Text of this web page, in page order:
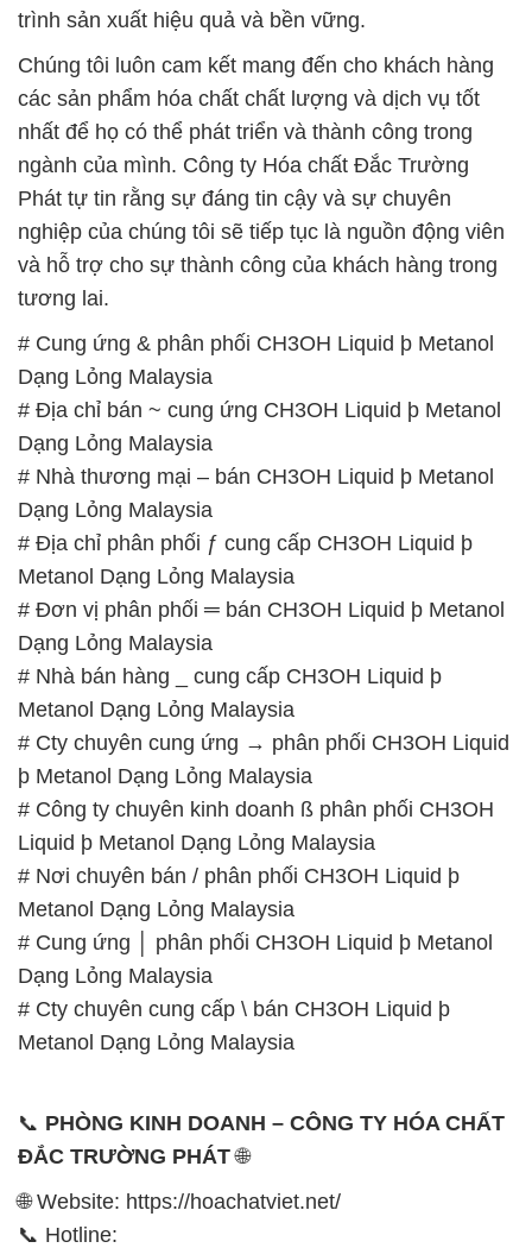
trình sản xuất hiệu quả và bền vững.
Chúng tôi luôn cam kết mang đến cho khách hàng
các sản phẩm hóa chất chất lượng và dịch vụ tốt
nhất để họ có thể phát triển và thành công trong
ngành của mình. Công ty Hóa chất Đắc Trường
Phát tự tin rằng sự đáng tin cậy và sự chuyên
nghiệp của chúng tôi sẽ tiếp tục là nguồn động viên
và hỗ trợ cho sự thành công của khách hàng trong
tương lai.
# Cung ứng & phân phối CH3OH Liquid þ Metanol
Dạng Lỏng Malaysia
# Địa chỉ bán ~ cung ứng CH3OH Liquid þ Metanol
Dạng Lỏng Malaysia
# Nhà thương mại – bán CH3OH Liquid þ Metanol
Dạng Lỏng Malaysia
# Địa chỉ phân phối ƒ cung cấp CH3OH Liquid þ
Metanol Dạng Lỏng Malaysia
# Đơn vị phân phối ═ bán CH3OH Liquid þ Metanol
Dạng Lỏng Malaysia
# Nhà bán hàng _ cung cấp CH3OH Liquid þ
Metanol Dạng Lỏng Malaysia
# Cty chuyên cung ứng → phân phối CH3OH Liquid
þ Metanol Dạng Lỏng Malaysia
# Công ty chuyên kinh doanh ß phân phối CH3OH
Liquid þ Metanol Dạng Lỏng Malaysia
# Nơi chuyên bán / phân phối CH3OH Liquid þ
Metanol Dạng Lỏng Malaysia
# Cung ứng │ phân phối CH3OH Liquid þ Metanol
Dạng Lỏng Malaysia
# Cty chuyên cung cấp \ bán CH3OH Liquid þ
Metanol Dạng Lỏng Malaysia
📞 PHÒNG KINH DOANH – CÔNG TY HÓA CHẤT
ĐẮC TRƯỜNG PHÁT🌐
🌐 Website: https://hoachatviet.net/
📞 Hotline: